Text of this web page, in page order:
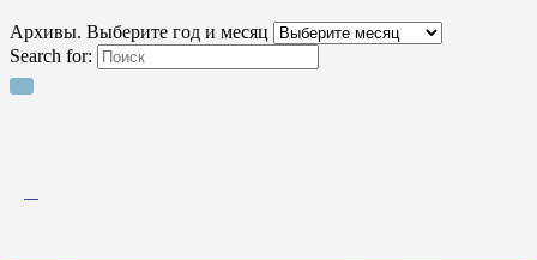
Архивы. Выберите год и месяц
Search for: